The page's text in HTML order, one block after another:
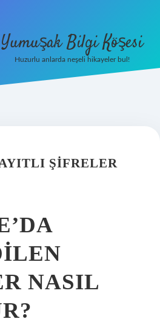
Yumuşak Bilgi Köşesi
Huzurlu anlarda neşeli hikayeler bul!
ŞIFRELER
NASIL